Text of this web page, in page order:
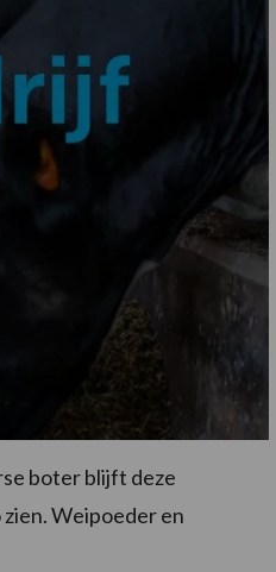
boter blijft deze
Weipoeder en